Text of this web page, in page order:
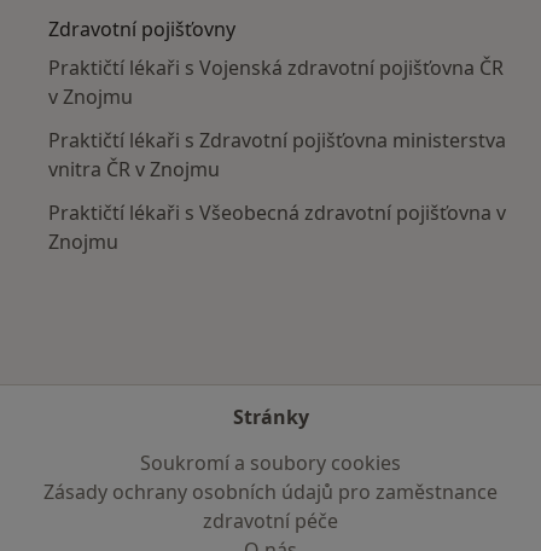
Zdravotní pojišťovny
Praktičtí lékaři s Vojenská zdravotní pojišťovna ČR
v Znojmu
Praktičtí lékaři s Zdravotní pojišťovna ministerstva
vnitra ČR v Znojmu
Praktičtí lékaři s Všeobecná zdravotní pojišťovna v
Znojmu
Stránky
Soukromí a soubory cookies
Zásady ochrany osobních údajů pro zaměstnance
zdravotní péče